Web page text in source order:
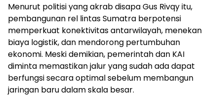
Menurut politisi yang akrab disapa Gus Rivqy itu,
pembangunan rel lintas Sumatra berpotensi
memperkuat konektivitas antarwilayah, menekan
biaya logistik, dan mendorong pertumbuhan
ekonomi. Meski demikian, pemerintah dan KAI
diminta memastikan jalur yang sudah ada dapat
berfungsi secara optimal sebelum membangun
jaringan baru dalam skala besar.